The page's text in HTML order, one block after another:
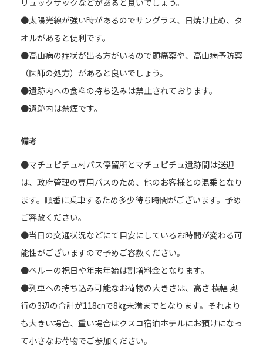
リュックサックなどがあると良いでしょう。
●太陽光線が強い時があるのでサングラス、日焼け止め、タ
オルがあると便利です。
●高山病の症状が出る方がいるので頭痛薬や、高山病予防薬
（医師の処方）があると良いでしょう。
●遺跡内への食料の持ち込みは禁止されております。
●遺跡内は禁煙です。
備考
●マチュピチュ村バス停留所とマチュピチュ遺跡間は送迎
は、政府管理の専用バスのため、他のお客様との混乗となり
ます。順番に乗車するため多少待ち時間がございます。予め
ご容赦ください。
●当日の交通状況などにて目安にしているお時間が変わる可
能性がございますので予めご容赦ください。
●ペルーの祝日や年末年始は割増料金となります。
●列車への持ち込み可能なお荷物の大きさは、高さ 横幅 奥
行の3辺の合計が118㎝で8㎏未満までとなります。それより
も大きい場合、重い場合はクスコ宿泊ホテルにお預けになっ
て小さなお荷物でご参加ください。